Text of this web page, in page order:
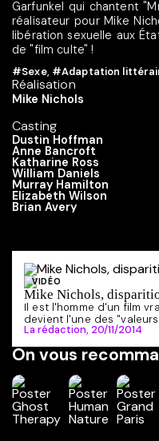
Garfunkel qui chantent
réalisateur pour Mike
libération sexuelle aux
de "film culte" !
#Sexe, #Adaptation
Réalisation
Mike Nichols
Casting
Dustin Hoffman
Anne Bancroft
Katharine Ross
William Daniels
Murray Hamilton
Elizabeth Wilson
Brian Avery
VIDÉO
Mike Nichols,
Il est l'homme d'un film
devient l'une des
La rédaction, 20/11/2014
On vous